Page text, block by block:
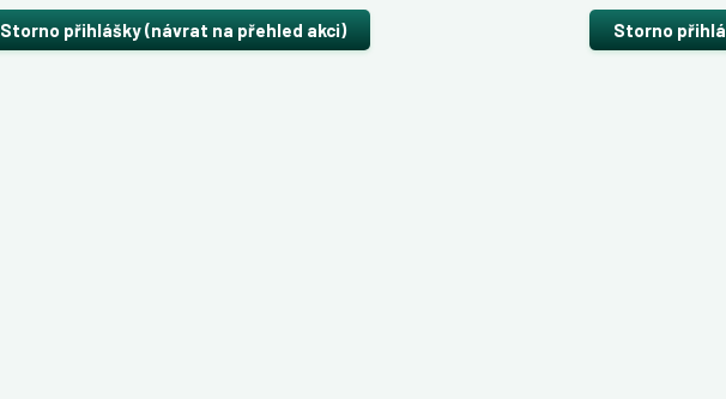
Storno přihlášky (návrat na přehled akci) Storno